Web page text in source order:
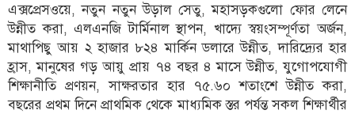
এক্সপ্রেসওয়ে, নতুন নতুন উড়াল সেতু, মহাসড়কগুলো ফোর লেনে
উন্নীত করা, এলএনজি টার্মিনাল স্থাপন, খাদ্যে স্বয়ংসম্পূর্ণতা অর্জন,
মাথাপিছু আয় ২ হাজার ৮২৪ মার্কিন ডলারে উন্নীত, দারিদ্র্যের হার
হ্রাস, মানুষের গড় আয়ু প্রায় ৭৪ বছর ৪ মাসে উন্নীত, যুগোপযোগী
শিক্ষানীতি প্রণয়ন, সাক্ষরতার হার ৭৫.৬০ শতাংশে উন্নীত করা,
বছরের প্রথম দিনে প্রাথমিক থেকে মাধ্যমিক স্তর পর্যন্ত সকল শিক্ষার্থীর